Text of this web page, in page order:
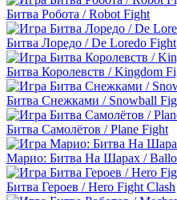
Битва Робота / Robot Fight
Битва Лоредо / De Loredo Fight
Битва Королевств / Kingdom
Битва Снежками / Snowball
Битва Самолётов / Plane Fight
Марио: Битва На Шарах /
Битва Героев / Hero Fight Clash